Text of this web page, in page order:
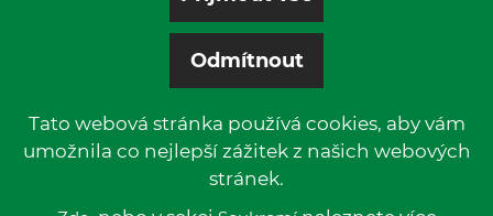
© 2019 P & L, spol. s r. o. | All rights reserved.
Tato webová stránka používá cookies, aby vám
umožnila co nejlepší zážitek z našich webových
stránek.